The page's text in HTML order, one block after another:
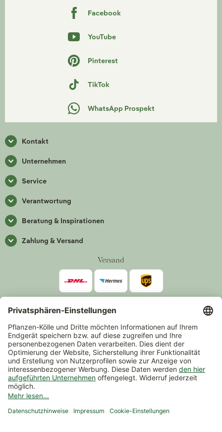
Facebook
YouTube
Pinterest
TikTok
WhatsApp Prospekt
Kontakt
Unternehmen
Service
Verantwortung
Beratung & Inspirationen
Zahlung & Versand
Versand
Zahlarten
*Alle Preise inkl. gesetzlicher Mehrwertsteuer zzgl.Versand
Mindestbestellwert 14,90 €, ausgenommen sind Gutscheine und
Events.